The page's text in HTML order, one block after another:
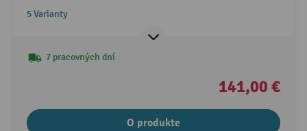
5 Varianty
7 pracovných dní
141,00 €
O produkte